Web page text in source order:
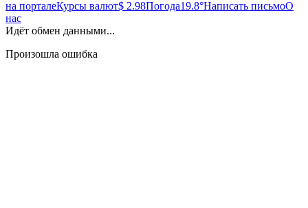
на порталеКурсы валют$ 2.98Погода19.8°Написать письмоО
нас
Идёт обмен данными...
Произошла ошибка